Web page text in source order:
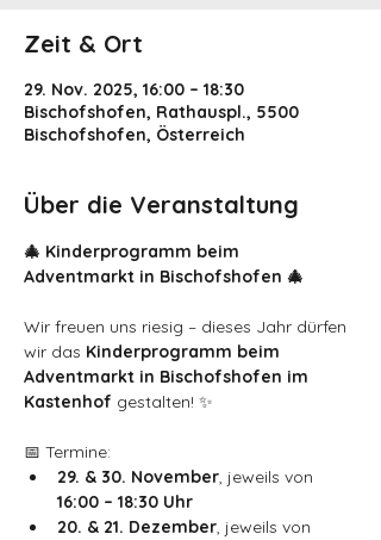
Zeit & Ort
29. Nov. 2025, 16:00 – 18:30
Bischofshofen, Rathauspl., 5500
Bischofshofen, Österreich
Über die Veranstaltung
🎄 Kinderprogramm beim
Adventmarkt in Bischofshofen 🎄
Wir freuen uns riesig – dieses Jahr dürfen
wir das Kinderprogramm beim
Adventmarkt in Bischofshofen im
Kastenhof gestalten! ✨
📅 Termine:
29. & 30. November, jeweils von
16:00 – 18:30 Uhr
20. & 21. Dezember, jeweils von